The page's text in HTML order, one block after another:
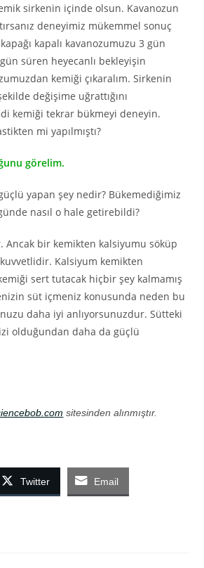
sirkenin içinde olsun. Kavanozun
deneyimiz mükemmel sonuç
kapalı kavanozumuzu 3 gün
süren heyecanlı bekleyişin
kemiği çıkaralım. Sirkenin
değişime uğrattığını
kemiği tekrar bükmeyi deneyin.
mi yapılmıştı?
görelim.
yapan şey nedir? Bükemediğimiz
nasıl o hale getirebildi?
Ancak bir kemikten kalsiyumu söküp
Kalsiyum kemikten
sert tutacak hiçbir şey kalmamış
süt içmeniz konusunda neden bu
daha iyi anlıyorsunuzdur. Sütteki
olduğundan daha da güçlü
sitesinden alınmıştır.
Twitter Email